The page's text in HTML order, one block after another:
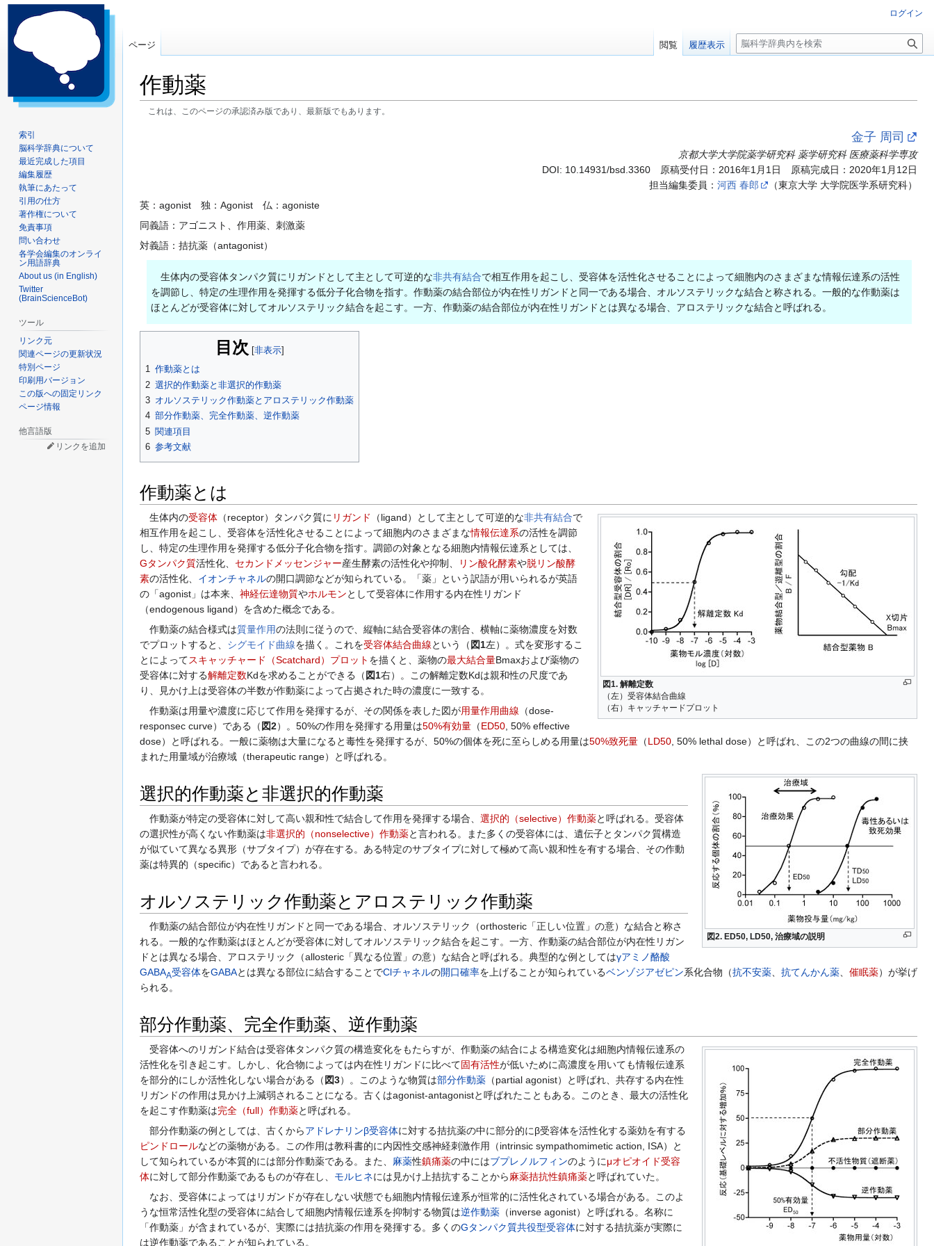
作動薬
これは、このページの承認済み版であり、最新版でもあります。
ョ
ン
に
金子 周司
京都大学大学院薬学研究科 薬学研究科 医療薬科学専攻
DOI: 10.14931/bsd.3360 原稿受付日：2016年1月1日 原稿完成日：2020年1月12日
担当編集委員： 河西 春郎
（東京大学 大学院医学系研究科）
英：agonist 独：Agonist 仏：agoniste
同義語：アゴニスト、作用薬、刺激薬
対義語：拮抗薬（antagonist）
生体内の受容体タンパク質にリガンドとして主として可逆的な非共有結合で相互作用を起こし、受容体を活性化させることによって細胞内のさまざまな情報伝達系の活性
を調節し、特定の生理作用を発揮する低分子化合物を指す。作動薬の結合部位が内在性リガンドと同一である場合、オルソステリックな結合と称される。一般的な作動薬は
ほとんどが受容体に対してオルソステリック結合を起こす。一方、作動薬の結合部位が内在性リガンドとは異なる場合、アロステリックな結合と呼ばれる。
目次
1 作動薬とは
2 選択的作動薬と非選択的作動薬
3 オルソステリック作動薬とアロステリック作動薬
4 部分作動薬、完全作動薬、逆作動薬
5 関連項目
6 参考文献
作動薬とは
図1. 解離定数
（左）受容体結合曲線
（右）キャッチャードプロット
生体内の受容体 （receptor）タンパク質に リガンド （ligand）として主として可逆的な非共有結合で
相互作用を起こし、受容体を活性化させることによって細胞内のさまざまな情報伝達系の活性を調節
し、特定の生理作用を発揮する低分子化合物を指す。調節の対象となる細胞内情報伝達系としては、
Gタンパク質活性化、 セカンドメッセンジャー産生酵素の活性化や抑制、 リン酸化酵素や脱リン酸酵
素の活性化、 イオンチャネルの開口調節などが知られている。「薬」という訳語が用いられるが英語
の「agonist」は本来、 神経伝達物質やホルモンとして受容体に作用する内在性リガンド
（endogenous ligand）を含めた概念である。
作動薬の結合様式は質量作用の法則に従うので、縦軸に結合受容体の割合、横軸に薬物濃度を対数
でプロットすると、 シグモイド曲線を描く。これを受容体結合曲線という（ 図1左）。式を変形するこ
とによってスキャッチャード（Scatchard）プロット を描くと、薬物の最大結合量Bmaxおよび薬物の
受容体に対する解離定数Kdを求めることができる（ 図1右）。この解離定数Kdは親和性の尺度であ
り、見かけ上は受容体の半数が作動薬によって占拠された時の濃度に一致する。
作動薬は用量や濃度に応じて作用を発揮するが、その関係を表した図が用量作用曲線 （dose-
responsec curve）である（ 図2）。50%の作用を発揮する用量は50%有効量 （ED50 , 50% effective
dose）と呼ばれる。一般に薬物は大量になると毒性を発揮するが、50%の個体を死に至らしめる用量は50%致死量 （LD50 , 50% lethal dose）と呼ばれ、この2つの曲線の間に挟
まれた用量域が治療域（therapeutic range）と呼ばれる。
図2. ED50, LD50, 治療域の説明
選択的作動薬と非選択的作動薬
作動薬が特定の受容体に対して高い親和性で結合して作用を発揮する場合、 選択的（selective）作動薬と呼ばれる。受容体
の選択性が高くない作動薬は非選択的（nonselective）作動薬と言われる。また多くの受容体には、遺伝子とタンパク質構造
が似ていて異なる異形（サブタイプ）が存在する。ある特定のサブタイプに対して極めて高い親和性を有する場合、その作動
薬は特異的（specific）であると言われる。
オルソステリック作動薬とアロステリック作動薬
作動薬の結合部位が内在性リガンドと同一である場合、オルソステリック（orthosteric「正しい位置」の意）な結合と称さ
れる。一般的な作動薬はほとんどが受容体に対してオルソステリック結合を起こす。一方、作動薬の結合部位が内在性リガン
ドとは異なる場合、アロステリック（allosteric「異なる位置」の意）な結合と呼ばれる。典型的な例としてはγアミノ酪酸
GABAA受容体をGABAとは異なる部位に結合することでClチャネルの開口確率を上げることが知られているベンゾジアゼピン系化合物（抗不安薬 抗てんかん薬 催眠薬）が挙げ
られる。
部分作動薬、完全作動薬、逆作動薬
受容体へのリガンド結合は受容体タンパク質の構造変化をもたらすが、作動薬の結合による構造変化は細胞内情報伝達系の
活性化を引き起こす。しかし、化合物によっては内在性リガンドに比べて固有活性が低いために高濃度を用いても情報伝達系
を部分的にしか活性化しない場合がある（ 図3）。このような物質は部分作動薬 （partial agonist）と呼ばれ、共存する内在性
リガンドの作用は見かけ上減弱されることになる。古くはagonist-antagonistと呼ばれたこともある。このとき、最大の活性化
を起こす作動薬は完全（full）作動薬と呼ばれる。
部分作動薬の例としては、古くからアドレナリンβ受容体に対する拮抗薬の中に部分的にβ受容体を活性化する薬効を有する
ピンドロールなどの薬物がある。この作用は教科書的に内因性交感神経刺激作用（intrinsic sympathomimetic action, ISA）と
して知られているが本質的には部分作動薬である。また、 麻薬性鎮痛薬の中にはブプレノルフィンのようにμオピオイド受容
体に対して部分作動薬であるものが存在し、 モルヒネには見かけ上拮抗することから麻薬拮抗性鎮痛薬と呼ばれていた。
なお、受容体によってはリガンドが存在しない状態でも細胞内情報伝達系が恒常的に活性化されている場合がある。このよ
うな恒常活性化型の受容体に結合して細胞内情報伝達系を抑制する物質は逆作動薬 （inverse agonist）と呼ばれる。名称に
「作動薬」が含まれているが、実際には拮抗薬の作用を発揮する。多くのGタンパク質共役型受容体に対する拮抗薬が実際に
は逆作動薬であることが知られている。
ログイン
ページ 閲覧 履歴表示
検
索
索引
脳科学辞典について
最近完成した項目
編集履歴
執筆にあたって
引用の仕方
著作権について
免責事項
問い合わせ
各学会編集のオンライ
ン用語辞典
About us (in English)
Twitter
(BrainScienceBot)
ツール
リンク元
関連ページの更新状況
特別ページ
印刷用バージョン
この版への固定リンク
ページ情報
他言語版
リンクを追加